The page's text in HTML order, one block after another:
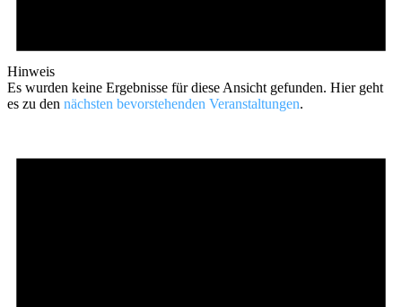
Hinweis
Es wurden keine Ergebnisse für diese Ansicht gefunden. Hier geht
es zu den nächsten bevorstehenden Veranstaltungen.